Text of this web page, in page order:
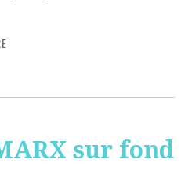
sur fond